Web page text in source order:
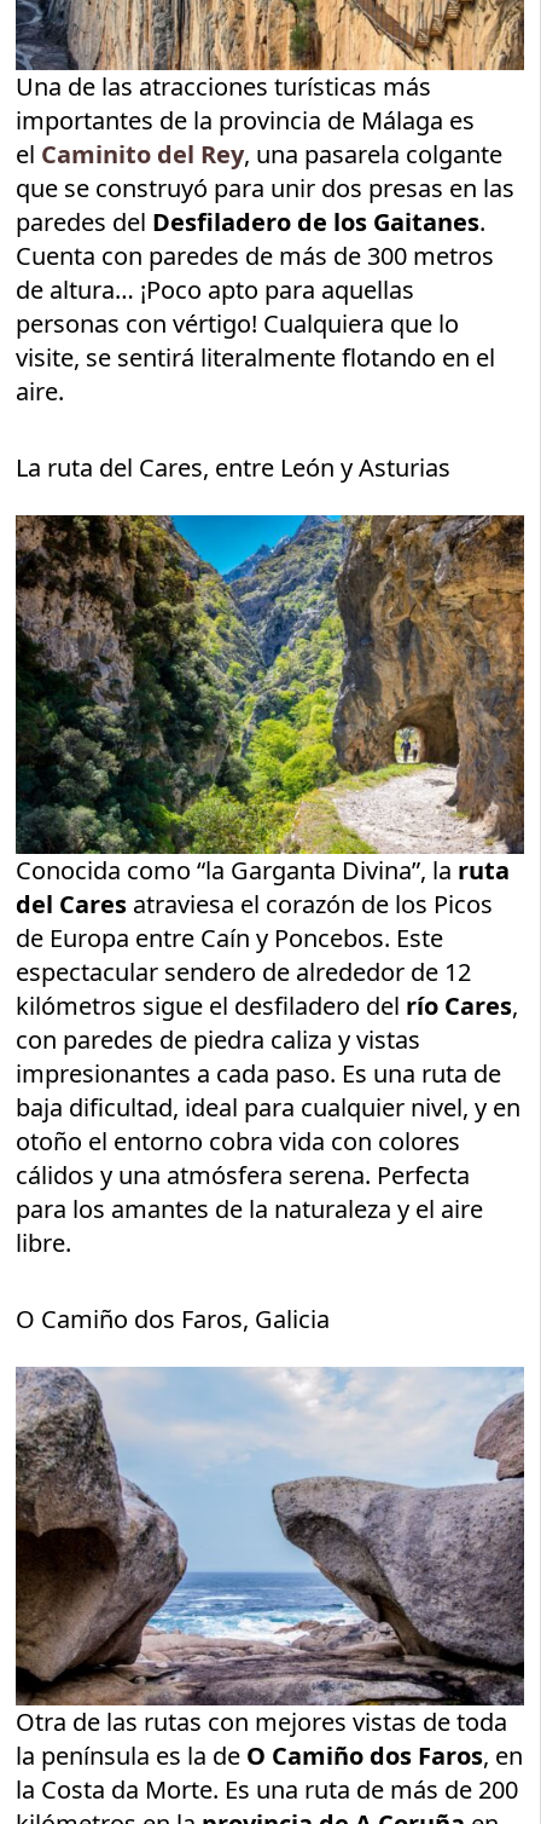
Una de las atracciones turísticas más
importantes de la provincia de Málaga es
el Caminito del Rey, una pasarela colgante
que se construyó para unir dos presas en las
paredes del Desfiladero de los Gaitanes.
Cuenta con paredes de más de 300 metros
de altura… ¡Poco apto para aquellas
personas con vértigo! Cualquiera que lo
visite, se sentirá literalmente flotando en el
aire.
La ruta del Cares, entre León y Asturias
Conocida como “la Garganta Divina”, la ruta
del Cares atraviesa el corazón de los Picos
de Europa entre Caín y Poncebos. Este
espectacular sendero de alrededor de 12
kilómetros sigue el desfiladero del río Cares,
con paredes de piedra caliza y vistas
impresionantes a cada paso. Es una ruta de
baja dificultad, ideal para cualquier nivel, y en
otoño el entorno cobra vida con colores
cálidos y una atmósfera serena. Perfecta
para los amantes de la naturaleza y el aire
libre.
O Camiño dos Faros, Galicia
Otra de las rutas con mejores vistas de toda
la península es la de O Camiño dos Faros, en
la Costa da Morte. Es una ruta de más de 200